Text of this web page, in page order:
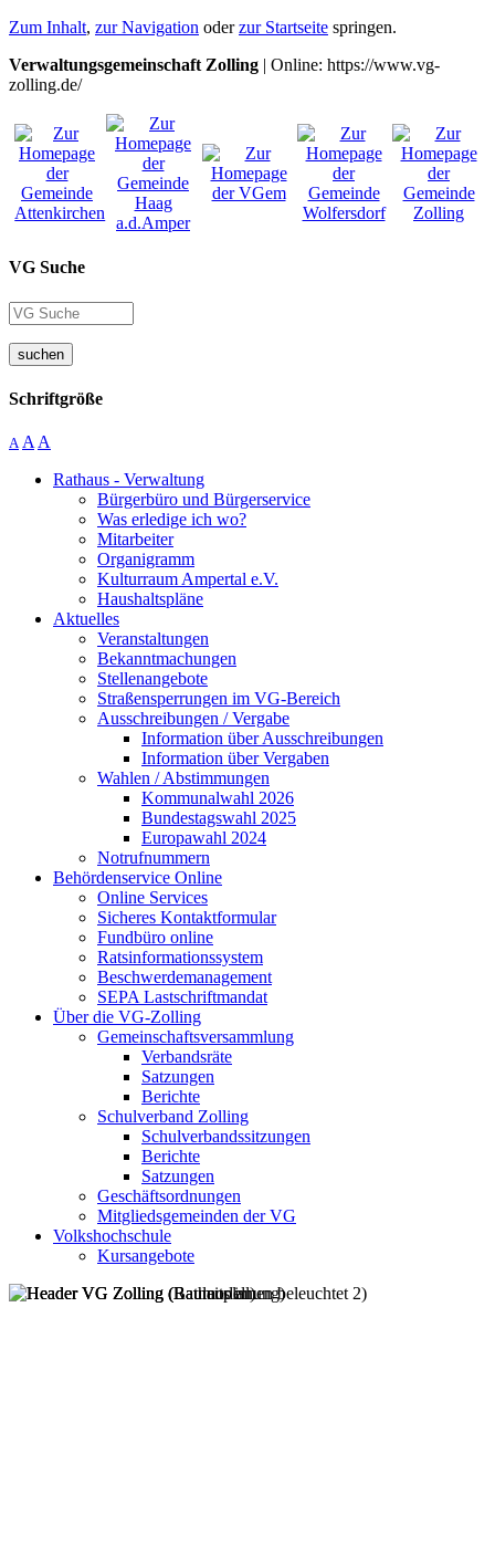
Zum Inhalt, zur Navigation oderzur Startseite springen.
Verwaltungsgemeinschaft Zolling | Online: https://www.vg-
zolling.de/
VG Suche
suchen
Schriftgröße
A A A
Rathaus - Verwaltung
Bürgerbüro und Bürgerservice
Was erledige ich wo?
Mitarbeiter
Organigramm
Kulturraum Ampertal e.V.
Haushaltspläne
Aktuelles
Veranstaltungen
Bekanntmachungen
Stellenangebote
Straßensperrungen im VG-Bereich
Ausschreibungen / Vergabe
Information über Ausschreibungen
Information über Vergaben
Wahlen / Abstimmungen
Kommunalwahl 2026
Bundestagswahl 2025
Europawahl 2024
Notrufnummern
Behördenservice Online
Online Services
Sicheres Kontaktformular
Fundbüro online
Ratsinformationssystem
Beschwerdemanagement
SEPA Lastschriftmandat
Über die VG-Zolling
Gemeinschaftsversammlung
Verbandsräte
Satzungen
Berichte
Schulverband Zolling
Schulverbandssitzungen
Berichte
Satzungen
Geschäftsordnungen
Mitgliedsgemeinden der VG
Volkshochschule
Kursangebote